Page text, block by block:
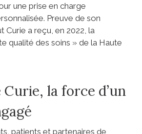
une prise en charge
Preuve de son
Curie a reçu, en 2022, la
qualité des soins » de la Haute
Curie, la force d’un
patients et partenaires de